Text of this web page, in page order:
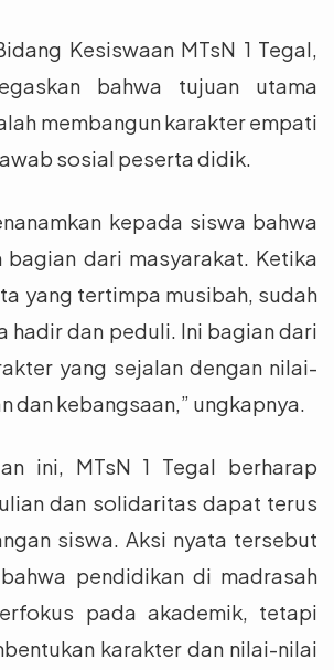
Kesiswaan MTsN 1 Tegal,
bahwa tujuan utama
membangun karakter empati
sosial peserta didik.
kepada siswa bahwa
bagian dari masyarakat. Ketika
yang tertimpa musibah, sudah
hadir dan peduli. Ini bagian dari
yang sejalan dengan nilai-
dan kebangsaan,” ungkapnya.
ini, MTsN 1 Tegal berharap
dan solidaritas dapat terus
siswa. Aksi nyata tersebut
pendidikan di madrasah
pada akademik, tetapi
karakter dan nilai-nilai